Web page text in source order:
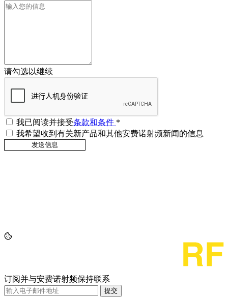
请勾选以继续
我已阅读并接受条款和条件 *
我希望收到有关新产品和其他安费诺射频新闻的信息
订阅并与安费诺射频保持联系
提交